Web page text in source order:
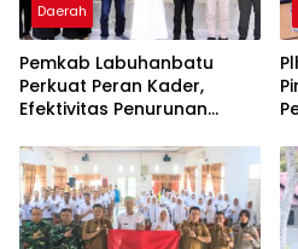
Daerah
Pemkab Labuhanbatu
Perkuat Peran Kader,
Efektivitas Penurunan
Tantangan Bersama